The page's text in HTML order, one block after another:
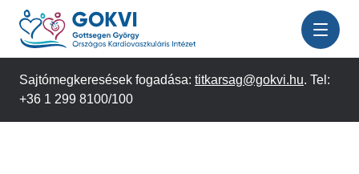
Ugrás
tartalomra
Sajtómegkeresések fogadása: titkarsag@gokvi.hu. Tel:
+36 1 299 8100/100